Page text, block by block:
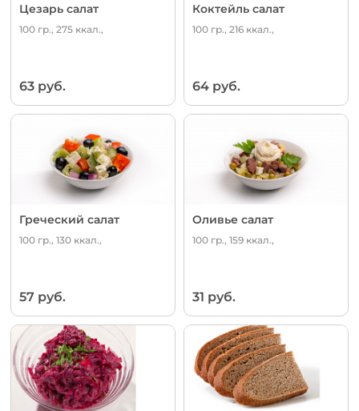
Цезарь салат
100 гр., 275 ккал.,
63 руб.
Коктейль салат
100 гр., 216 ккал.,
64 руб.
Греческий салат
100 гр., 130 ккал.,
57 руб.
Оливье салат
100 гр., 159 ккал.,
31 руб.